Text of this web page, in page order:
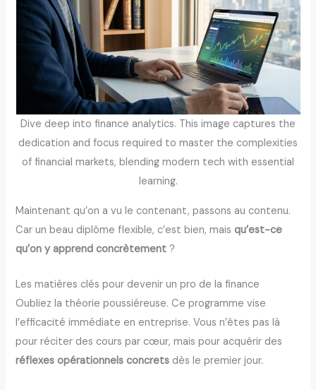
Dive deep into finance analytics. This image captures the
dedication and focus required to master the complexities
of financial markets, blending modern tech with essential
learning.
Maintenant qu’on a vu le contenant, passons au contenu.
Car un beau diplôme flexible, c’est bien, maisqu’est-ce
qu’on y apprend concrètement ?
Les matières clés pour devenir un pro de la finance
Oubliez la théorie poussiéreuse. Ce programme vise
l’efficacité immédiate en entreprise. Vous n’êtes pas là
pour réciter des cours par cœur, mais pour acquérir des
réflexes opérationnels concrets dès le premier jour.